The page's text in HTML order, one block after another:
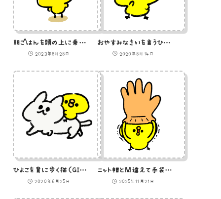
朝ごはんを頭の上に乗せて歩くひよこ
2023年8月28日
おやすみなさいを言うひよこのイラスト
2020年8月14日
ひよこを背に歩く猫（GIFアニメ）
2020年6月25日
ニット帽と間違えて手袋をかぶろうとするひよこ
2025年11月21日